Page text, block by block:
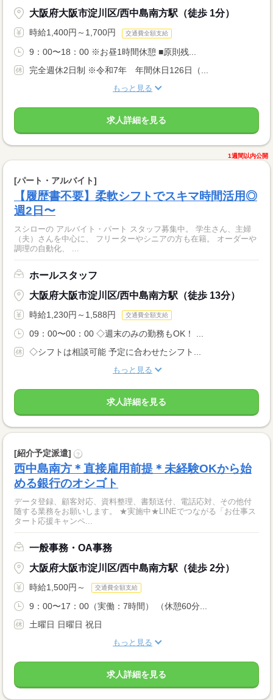
大阪府大阪市淀川区/西中島南方駅（徒歩 1分）
時給1,400円～1,700円 交通費全額支給
9：00〜18：00 ※お昼1時間休憩 ■原則残...
完全週休2日制 ※令和7年 年間休日126日（...
もっと見る
求人詳細を見る
1週間以内公開
[パート・アルバイト]
【履歴書不要】柔軟シフトでスキマ時間活用◎
週2日〜
スシローの アルバイト・パート スタッフ募集中。 学生さん、主婦
（夫）さんを中心に、 フリーターやシニアの方も在籍。 オーダーや
調理の自動化、 ...
ホールスタッフ
大阪府大阪市淀川区/西中島南方駅（徒歩 13分）
時給1,230円～1,588円 交通費全額支給
09：00〜00：00 ◇週末のみの勤務もOK！ ...
◇シフトは相談可能 予定に合わせたシフト...
もっと見る
求人詳細を見る
[紹介予定派遣] ?
西中島南方＊直接雇用前提＊未経験OKから始
める銀行のオシゴト
データ登録、顧客対応、資料整理、書類送付、電話応対、その他付
随する業務をお願いします。 ★実施中★LINEでつながる「お仕事ス
タート応援キャンペ...
一般事務・OA事務
大阪府大阪市淀川区/西中島南方駅（徒歩 2分）
時給1,500円～ 交通費全額支給
9：00〜17：00（実働：7時間） （休憩60分...
土曜日 日曜日 祝日
もっと見る
求人詳細を見る